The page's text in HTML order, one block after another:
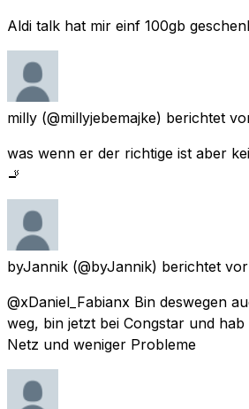
Aldi talk hat mir einf 100gb
milly (@millyjebemajke) berichtet
was wenn er der richtige ist aber
🚬
byJannik (@byJannik) berichtet
@xDaniel_Fabianx Bin deswegen
weg, bin jetzt bei Congstar und
Netz und weniger Probleme